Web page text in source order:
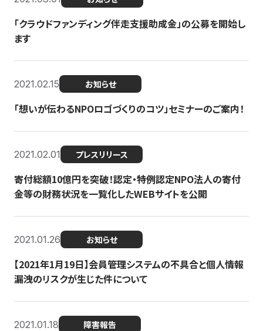
「クラウドファンディング伴走支援助成金」の公募を開始し
ます
2021.02.15 お知らせ
「想いが伝わるNPOロゴづくりのコツ」セミナーのご案内！
2021.02.01 プレスリリース
寄付総額10億円を突破！認定・特例認定NPO法人の寄付
金等の財務状況を一覧化したWEBサイトを公開
2021.01.26 お知らせ
【2021年1月19日】会員管理システムの不具合と個人情報
漏洩のリスクが生じた件について
2021.01.18 障害報告